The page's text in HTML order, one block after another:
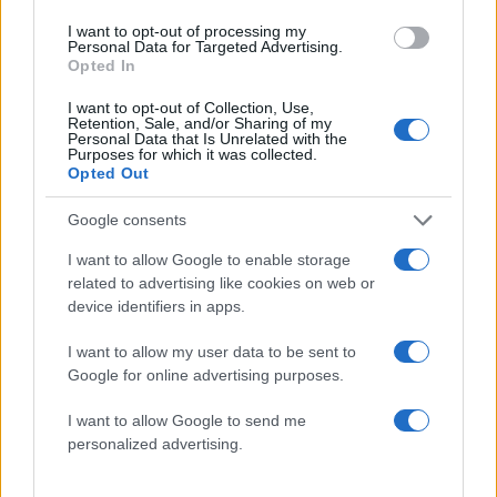
I want to opt-out of processing my
Personal Data for Targeted Advertising.
Opted In
I want to opt-out of Collection, Use,
Retention, Sale, and/or Sharing of my
Personal Data that Is Unrelated with the
Purposes for which it was collected.
Opted Out
Google consents
I want to allow Google to enable storage
related to advertising like cookies on web or
device identifiers in apps.
I want to allow my user data to be sent to
Google for online advertising purposes.
I want to allow Google to send me
personalized advertising.
προσπάθειες για ενωτικό σχήμα,
προτείνουν τη συμμετοχή του κόμματος στις
εκλογές «με τις προοδευτικές δυνάμεις και τα
πρόσωπα που συνεκτιμούν την αναγκαιότητα
και το επιθυμούν».
Ο Παύλος Πολάκης και οι σύντροφοί του
επισημαίνουν ότι «πολιτική είναι η τέχνη της
οριοθέτησης, όχι η διαχείριση της
ρευστοποίησης» και επικρίνουν όλους εκείνους,
αναμονή υποψήφιοι ενός άλλου κόμματος».
Το κείμενο προτείνει νασυγκροτηθεί επιτροπή
ψηφοδελτίων, επιτροπή προγράμματος και